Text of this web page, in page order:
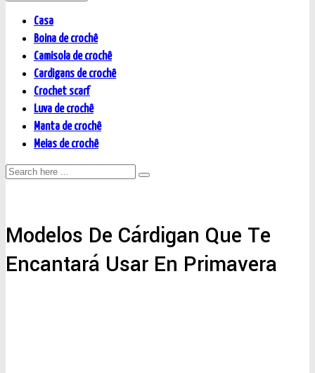
Casa
Boina de crochê
Camisola de crochê
Cardigans de crochê
Crochet scarf
Luva de crochê
Manta de crochê
Meias de crochê
Modelos De Cárdigan Que Te
Encantará Usar En Primavera